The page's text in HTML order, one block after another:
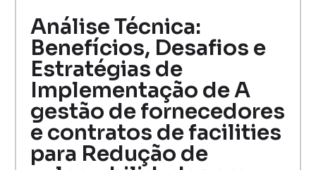
Análise Técnica:
Benefícios, Desafios e
Estratégias de
Implementação de A
gestão de fornecedores
e contratos de facilities
para Redução de